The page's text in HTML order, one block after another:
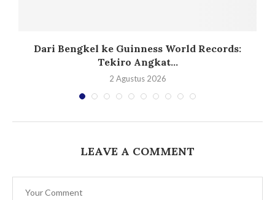
Dari Bengkel ke Guinness World Records:
Tekiro Angkat...
2 Agustus 2026
LEAVE A COMMENT